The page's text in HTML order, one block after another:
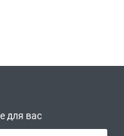
для вас